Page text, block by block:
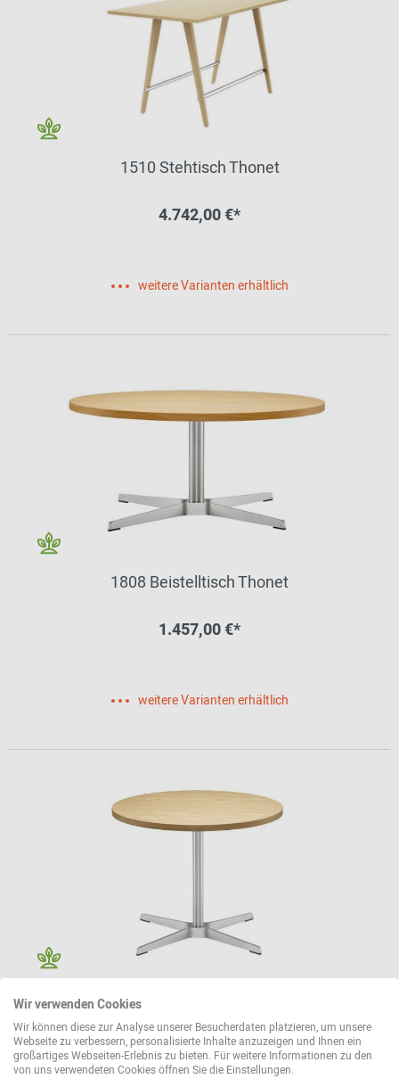
1510 Stehtisch Thonet
4.742,00 €*
weitere Varianten erhältlich
1808 Beistelltisch Thonet
1.457,00 €*
weitere Varianten erhältlich
1809 Beistelltisch Thonet
1.416,00 €*
Wir verwenden Cookies
Wir können diese zur Analyse unserer Besucherdaten platzieren, um unsere
Webseite zu verbessern, personalisierte Inhalte anzuzeigen und Ihnen ein
großartiges Webseiten-Erlebnis zu bieten. Für weitere Informationen zu den
von uns verwendeten Cookies öffnen Sie die Einstellungen.